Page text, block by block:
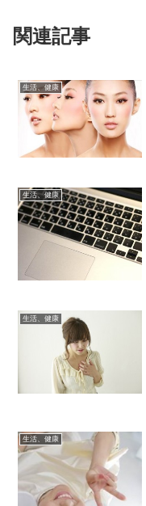
関連記事
生活、健康
生活、健康
生活、健康
生活、健康